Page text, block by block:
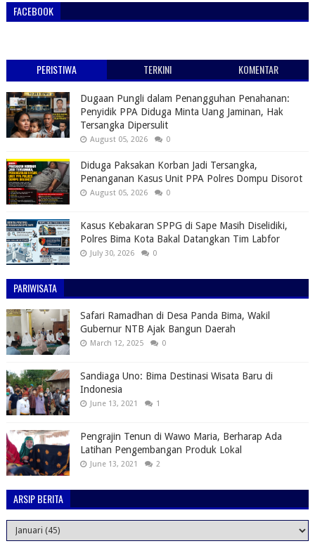
FACEBOOK
PERISTIWA TERKINI KOMENTAR
Dugaan Pungli dalam Penangguhan Penahanan:
Penyidik PPA Diduga Minta Uang Jaminan, Hak
Tersangka Dipersulit
August 05, 2026 0
Diduga Paksakan Korban Jadi Tersangka,
Penanganan Kasus Unit PPA Polres Dompu Disorot
August 05, 2026 0
Kasus Kebakaran SPPG di Sape Masih Diselidiki,
Polres Bima Kota Bakal Datangkan Tim Labfor
July 30, 2026 0
PARIWISATA
Safari Ramadhan di Desa Panda Bima, Wakil
Gubernur NTB Ajak Bangun Daerah
March 12, 2025 0
Sandiaga Uno: Bima Destinasi Wisata Baru di
Indonesia
June 13, 2021 1
Pengrajin Tenun di Wawo Maria, Berharap Ada
Latihan Pengembangan Produk Lokal
June 13, 2021 2
ARSIP BERITA